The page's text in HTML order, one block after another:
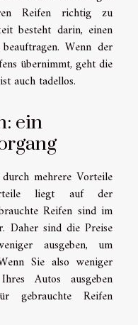
Reifen richtig zu
besteht darin, einen
Wenn der
übernimmt, geht die
auch tadellos.
ein
mehrere Vorteile
liegt auf der
Reifen sind im
Daher sind die Preise
ausgeben, um
Sie also weniger
Autos ausgeben
gebrauchte Reifen